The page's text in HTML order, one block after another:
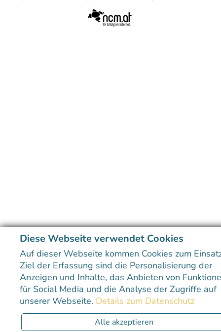
Diese Webseite verwendet Cookies
Auf dieser Webseite kommen Cookies zum
Ziel der Erfassung sind die Personalisierung der
Anzeigen und Inhalte, das Anbieten von
für Social Media und die Analyse der Zugriffe auf
unserer Webseite. Details zum Datenschutz
Alle akzeptieren